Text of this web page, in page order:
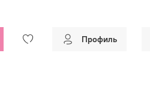
Профиль